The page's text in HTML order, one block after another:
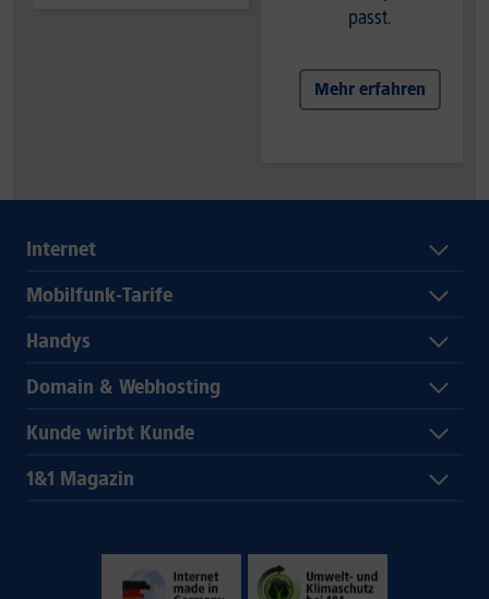
passt.
Mehr erfahren
Internet
Mobilfunk-Tarife
Handys
Domain & Webhosting
Kunde wirbt Kunde
1&1 Magazin